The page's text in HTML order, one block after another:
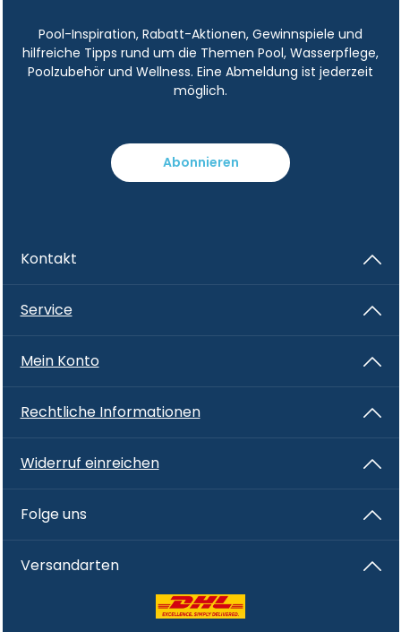
Pool-Inspiration, Rabatt-Aktionen, Gewinnspiele und
hilfreiche Tipps rund um die Themen Pool, Wasserpflege,
Poolzubehör und Wellness. Eine Abmeldung ist jederzeit
möglich.
Abonnieren
Kontakt
Service
Mein Konto
Rechtliche Informationen
Widerruf einreichen
Folge uns
Versandarten